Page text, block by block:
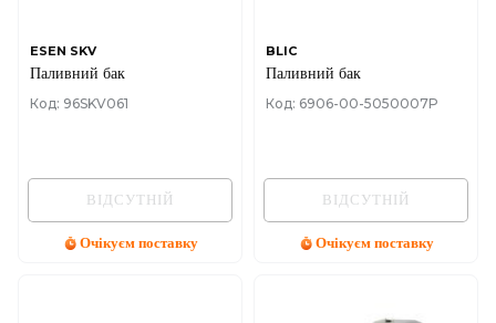
ESEN SKV
Паливний бак
Код: 96SKV061
ВІДСУТНІЙ
Очікуєм поставку
BLIC
Паливний бак
Код: 6906-00-5050007P
ВІДСУТНІЙ
Очікуєм поставку